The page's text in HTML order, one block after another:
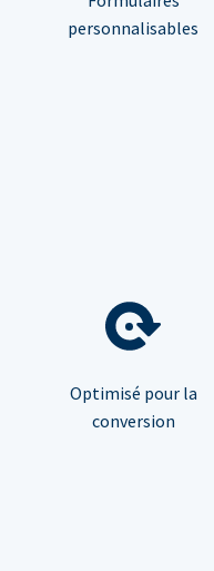
personnalisables
Optimisé pour la
conversion